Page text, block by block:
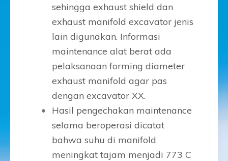
sehingga exhaust shield dan
exhaust manifold excavator jenis
lain digunakan. Informasi
maintenance alat berat ada
pelaksanaan forming diameter
exhaust manifold agar pas
dengan excavator XX.
Hasil pengechakan maintenance
selama beroperasi dicatat
bahwa suhu di manifold
meningkat tajam menjadi 773 C